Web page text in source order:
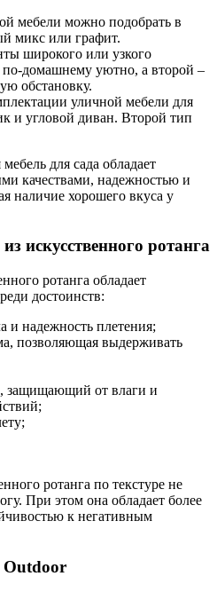
мебели можно подобрать в
микс или графит.
широкого или узкого
домашнему уютно, а второй –
обстановку.
уличной мебели для
и угловой диван. Второй тип
для сада обладает
качествами, надежностью и
наличие хорошего вкуса у
искусственного ротанга
ротанга обладает
достоинств:
и надежность плетения;
позволяющая выдерживать
защищающий от влаги и
ротанга по текстуре не
При этом она обладает более
к негативным
Outdoor